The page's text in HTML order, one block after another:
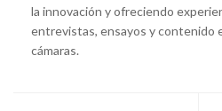
la innovación y ofreciendo
entrevistas, ensayos y contenido
cámaras.